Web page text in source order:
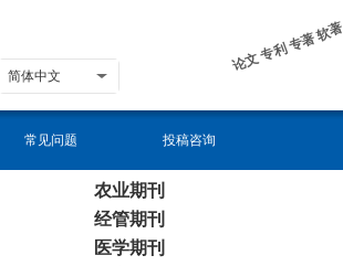
论文 专利 专著 软著
简体中文
常见问题 投稿咨询
农业期刊
经管期刊
医学期刊